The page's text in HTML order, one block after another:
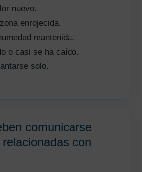
nuevo.
enrojecida.
mantenida.
o casi se ha caído.
solo.
comunicarse
con